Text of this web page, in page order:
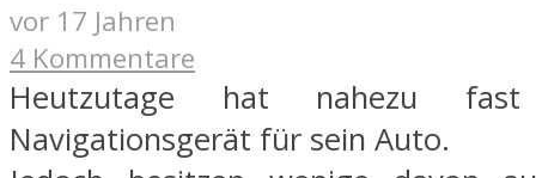
vor 17 Jahren
4 Kommentare
Heutzutage hat nahezu
Navigationsgerät für sein Auto.